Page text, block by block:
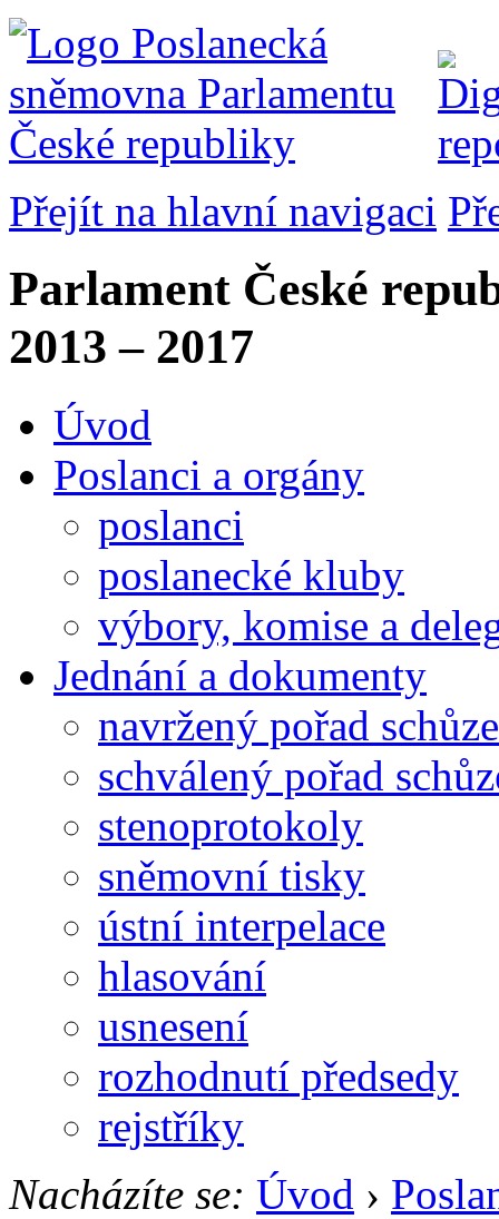
Přejít na hlavní navigaci
Parlament České
2013 – 2017
Úvod
Poslanci a orgány
poslanci
poslanecké kluby
výbory, komise a
Jednání a dokumenty
navržený pořad schůze
schválený pořad
stenoprotokoly
sněmovní tisky
ústní interpelace
hlasování
usnesení
rozhodnutí předsedy
rejstříky
Nacházíte se: Úvod ›